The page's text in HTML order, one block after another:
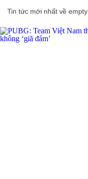
Tin tức mới nhất về empty